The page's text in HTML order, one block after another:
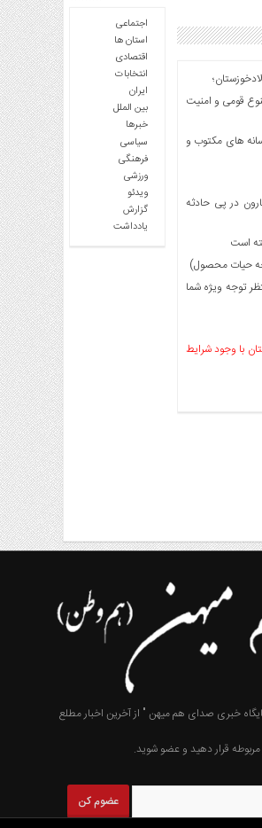
قومی و امنیت
های مکتوب و
گاز مارون در پی حادثه
است
حیات محصول)
توجه ویژه شما
با وجود شرایط
اجتماعی
استان ها
اقتصادی
انتخابات
ایران
بین الملل
خبرها
سیاسی
فرهنگی
ورزشی
ویدئو
گزارش
یادداشت
خبری صدای هم میهن " از آخرین اخبار مطلع
قرار دهید و عضو شوید.